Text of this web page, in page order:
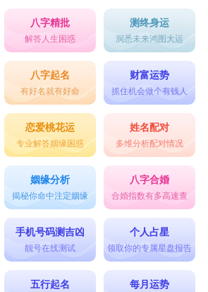
八字精批
解答人生困惑
测终身运
洞悉未来鸿图大运
八字起名
有好名就有好命
财富运势
抓住机会做个有钱人
恋爱桃花运
专业解答姻缘困惑
姓名配对
多维分析配对情况
姻缘分析
揭秘你命中注定姻缘
八字合婚
合婚指数有多高速查
手机号码测吉凶
靓号在线测试
个人占星
领取你的专属星盘报告
五行起名 每月运势